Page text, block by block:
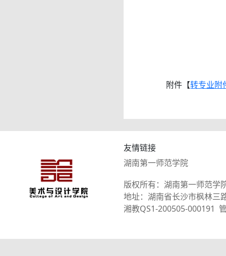
附件【转专业附
友情链接
湖南第一师范学院
版权所有：湖南第一师范学
地址：湖南省长沙市枫林
湘教QS1-200505-000191